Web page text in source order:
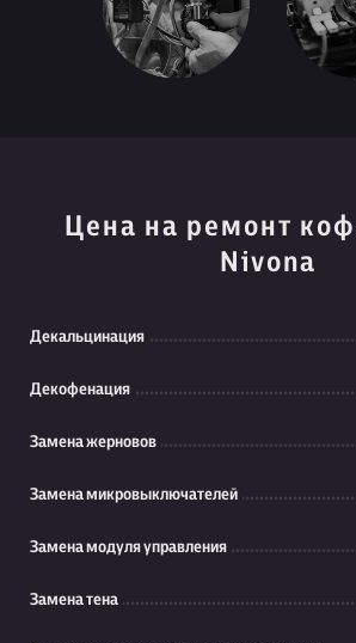
Цена на ремонт
Nivona
Декальцинация
Декофенация
Замена жерновов
Замена микровыключателей
Замена модуля управления
Замена тена